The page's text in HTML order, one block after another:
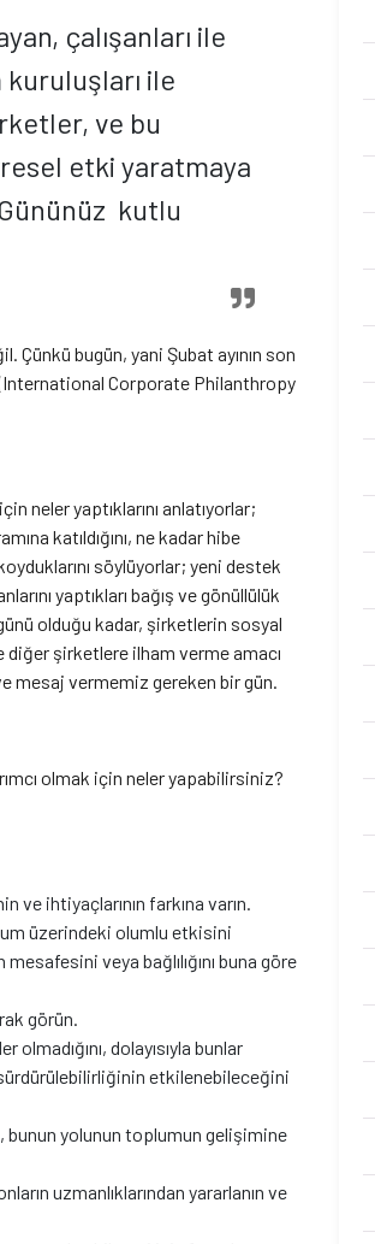
çalışanları ile
ile
ve bu
etki yaratmaya
Gününüz kutlu
Çünkü bugün, yani Şubat ayının son
(International Corporate Philanthropy
neler yaptıklarını anlatıyorlar;
katıldığını, ne kadar hibe
söylüyorlar; yeni destek
yaptıkları bağış ve gönüllülük
olduğu kadar, şirketlerin sosyal
diğer şirketlere ilham verme amacı
mesaj vermemiz gereken bir gün.
olmak için neler yapabilirsiniz?
ve ihtiyaçlarının farkına varın.
üzerindeki olumlu etkisini
veya bağlılığını buna göre
görün.
dolayısıyla bunlar
etkilenebileceğini
bunun yolunun toplumun gelişimine
uzmanlıklarından yararlanın ve